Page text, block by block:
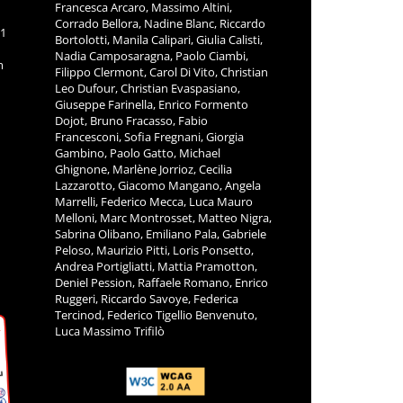
Francesca Arcaro, Massimo Altini,
Corrado Bellora, Nadine Blanc, Riccardo
Bortolotti, Manila Calipari, Giulia Calisti,
Nadia Camposaragna, Paolo Ciambi,
Filippo Clermont, Carol Di Vito, Christian
Leo Dufour, Christian Evaspasiano,
Giuseppe Farinella, Enrico Formento
Dojot, Bruno Fracasso, Fabio
Francesconi, Sofia Fregnani, Giorgia
Gambino, Paolo Gatto, Michael
Ghignone, Marlène Jorrioz, Cecilia
Lazzarotto, Giacomo Mangano, Angela
Marrelli, Federico Mecca, Luca Mauro
Melloni, Marc Montrosset, Matteo Nigra,
Sabrina Olibano, Emiliano Pala, Gabriele
Peloso, Maurizio Pitti, Loris Ponsetto,
Andrea Portigliatti, Mattia Pramotton,
Deniel Pession, Raffaele Romano, Enrico
Ruggeri, Riccardo Savoye, Federica
Tercinod, Federico Tigellio Benvenuto,
Luca Massimo Trifilò